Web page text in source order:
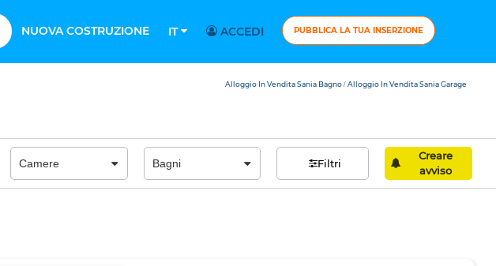
NUOVA COSTRUZIONE IT ACCEDI PUBBLICA LA TUA INSERZIONE
Alloggio In Vendita Sania Bagno / Alloggio In Vendita Sania Garage
Filtri
Creare
avviso